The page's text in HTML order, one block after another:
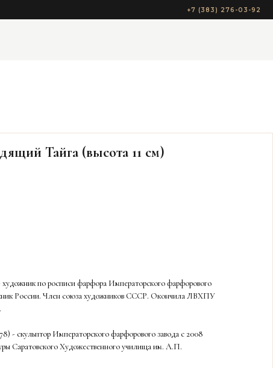
+7 (383) 276-03-92
Тайга (высота 11 см)
по росписи фарфора Императорского фарфорового
России. Член союза художников СССР. Окончила ЛВХПУ
- скульптор Императорского фарфорового завода с 2008
Саратовского Художественного училища им. А.П.